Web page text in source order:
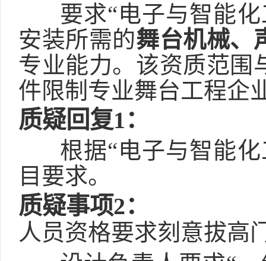
要求“电子与智能
安装所需的舞台机械、
专业能力。该资质范围
件限制专业舞台工程企
质疑回复1：
根据“电子与智能
目要求。
质疑事项2：
人员资格要求刻意拔高